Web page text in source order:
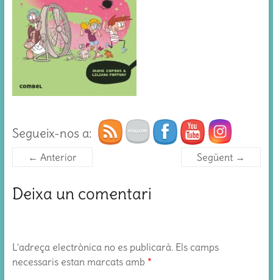
Segueix-nos a:
← Anterior Següent →
Deixa un comentari
L'adreça electrònica no es publicarà. Els camps
necessaris estan marcats amb *